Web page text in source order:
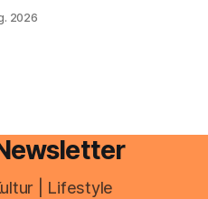
Vodafone E-Mail & Cloud
2026
| Lifestyle